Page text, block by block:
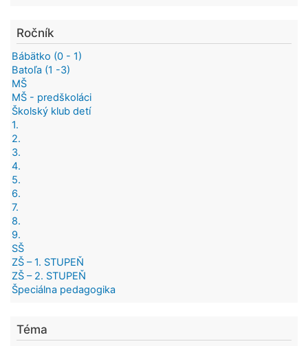
Ročník
Bábätko (0 - 1)
Batoľa (1 -3)
MŠ
MŠ - predškoláci
Školský klub detí
1.
2.
3.
4.
5.
6.
7.
8.
9.
SŠ
ZŠ – 1. STUPEŇ
ZŠ – 2. STUPEŇ
Špeciálna pedagogika
Téma